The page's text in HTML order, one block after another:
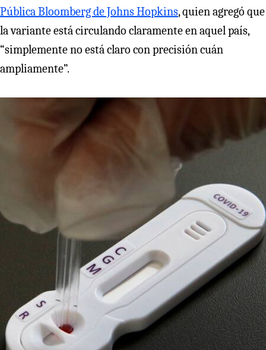
Pública Bloomberg de Johns Hopkins, quien agregó que
la variante está circulando claramente en aquel país,
“simplemente no está claro con precisión cuán
ampliamente”.